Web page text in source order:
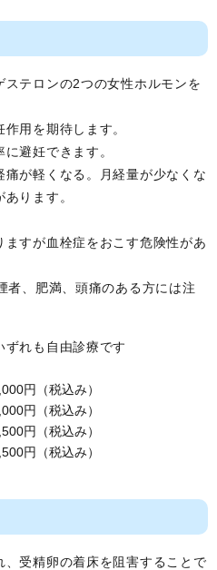
ステロンの2つの女性ホルモンを
用を期待します。
避妊できます。
が軽くなる。月経量が少なくな
ります。
すが血栓症をおこす危険性があ
者、肥満、頭痛のある方には注
れも自由診療です
（税込み）
（税込み）
（税込み）
（税込み）
受精卵の着床を阻害することで